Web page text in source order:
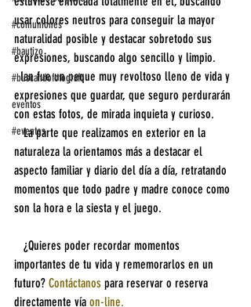
#comuniones
#bautizo
#buscandofotografo
eventos
#eventos
usar colores neutros para conseguir la mayor
naturalidad posible y destacar sobretodo sus
expresiones, buscando algo sencillo y limpio.
  Ian fue un peque muy revoltoso lleno de vida y
expresiones que guardar, que seguro perdurarán
con estas fotos, de mirada inquieta y curioso.
   La parte que realizamos en exterior en la
naturaleza la orientamos más a destacar el
aspecto familiar y diario del día a día, retratando
momentos que todo padre y madre conoce como
son la hora e la siesta y el juego.
importantes de tu vida y rememorarlos en un
futuro? Contáctanos para reservar o reserva
directamente vía on-line.